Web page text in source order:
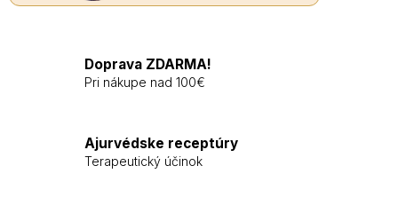
Doprava ZDARMA!
Pri nákupe nad 100€
Ajurvédske receptúry
Terapeutický účinok